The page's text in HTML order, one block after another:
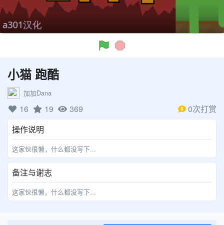
小猫 跑酷
加加Dana
16 19 369
0次打赏
操作说明
这家伙很懒，什么都没写下...
备注与谢志
这家伙很懒，什么都没写下...